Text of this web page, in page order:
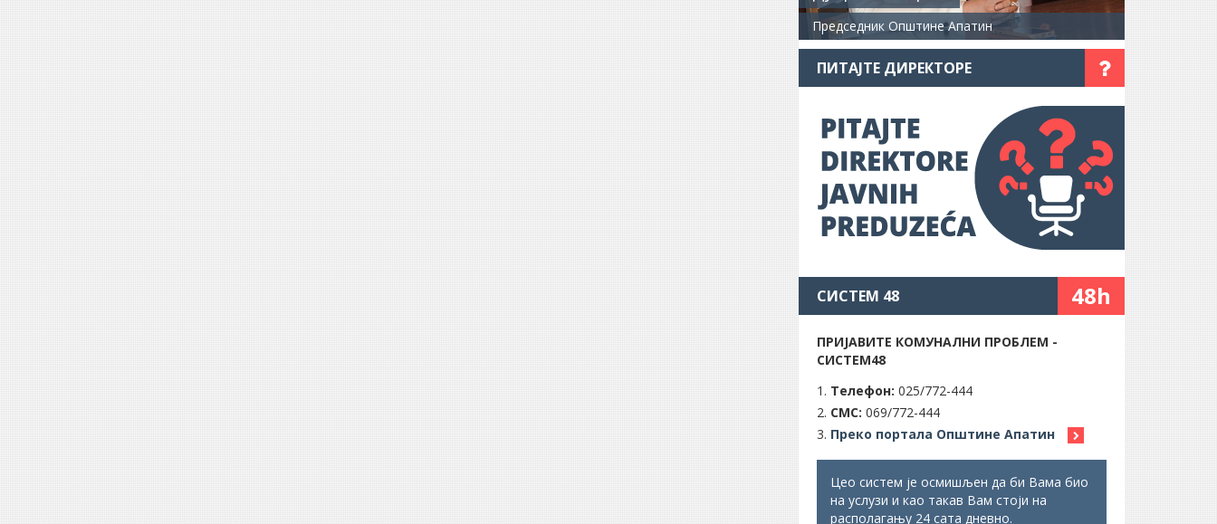
Председник Општине Апатин
ПИТАЈТЕ ДИРЕКТОРЕ
СИСТЕМ 48 48h
ПРИЈАВИТЕ КОМУНАЛНИ ПРОБЛЕМ -
СИСТЕМ48
Телефон: 025/772-444
СМС: 069/772-444
Преко портала Општине Апатин
Цео систем је осмишљен да би Вама био
на услузи и као такав Вам стоји на
располагању 24 сата дневно.